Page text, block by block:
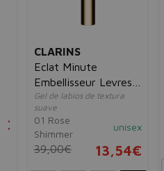
CLARINS
Eclat Minute
Embellisseur Levres
12ml
Gel de labios de textura
suave
01 Rose
Shimmer
unisex
39,00€ 13,54€